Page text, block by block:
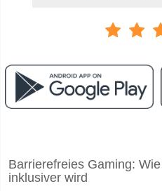
Das Spiel zwischen Boston River
Barrierefreies Gaming:
inklusiver wird